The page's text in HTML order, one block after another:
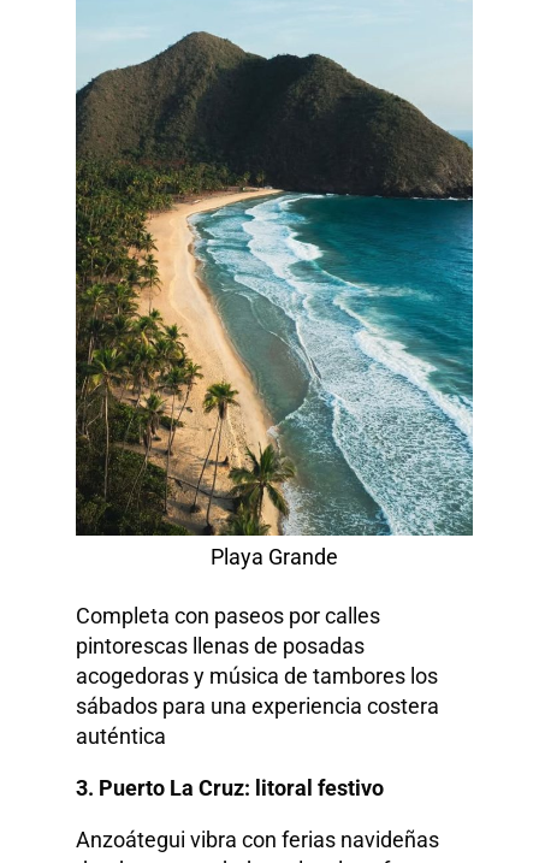
Playa Grande
Completa con paseos por calles
pintorescas llenas de posadas
acogedoras y música de tambores los
sábados para una experiencia costera
auténtica
3. Puerto La Cruz: litoral festivo
Anzoátegui vibra con ferias navideñas